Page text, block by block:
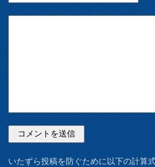
いたずら投稿を防ぐために以下の計算